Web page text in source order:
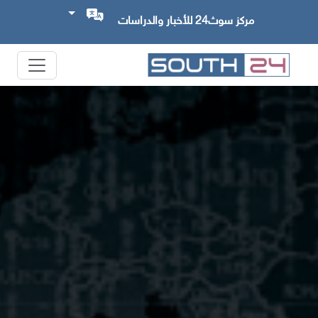
مركز سوث24 للأخبار والدراسات